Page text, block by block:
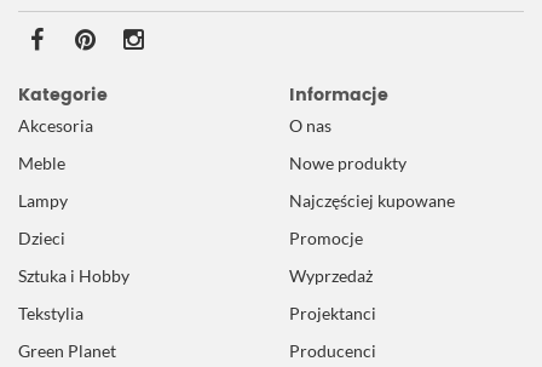
Kategorie
Akcesoria
Meble
Lampy
Dzieci
Sztuka i Hobby
Tekstylia
Green Planet
Informacje
O nas
Nowe produkty
Najczęściej kupowane
Promocje
Wyprzedaż
Projektanci
Producenci